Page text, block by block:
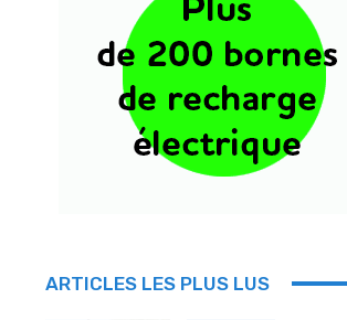
ARTICLES LES PLUS LUS